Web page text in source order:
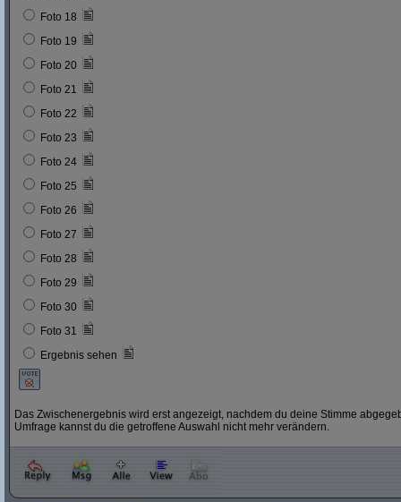
Foto 18
Foto 19
Foto 20
Foto 21
Foto 22
Foto 23
Foto 24
Foto 25
Foto 26
Foto 27
Foto 28
Foto 29
Foto 30
Foto 31
Ergebnis sehen
Das Zwischenergebnis wird erst angezeigt, nachdem du deine Stimme
Umfrage kannst du die getroffene Auswahl nicht mehr verändern.